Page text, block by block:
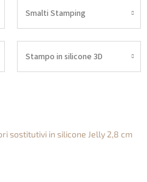
Smalti Stamping
Stampo in silicone 3D
sostitutivi in silicone Jelly 2,8 cm